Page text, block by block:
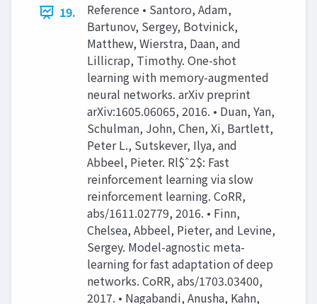
19.
Reference • Santoro, Adam,
Bartunov, Sergey, Botvinick,
Matthew, Wierstra, Daan, and
Lillicrap, Timothy. One-shot
learning with memory-augmented
neural networks. arXiv preprint
arXiv:1605.06065, 2016. • Duan, Yan,
Schulman, John, Chen, Xi, Bartlett,
Peter L., Sutskever, Ilya, and
Abbeel, Pieter. Rl$ˆ2$: Fast
reinforcement learning via slow
reinforcement learning. CoRR,
abs/1611.02779, 2016. • Finn,
Chelsea, Abbeel, Pieter, and Levine,
Sergey. Model-agnostic meta-
learning for fast adaptation of deep
networks. CoRR, abs/1703.03400,
2017. • Nagabandi, Anusha, Kahn,